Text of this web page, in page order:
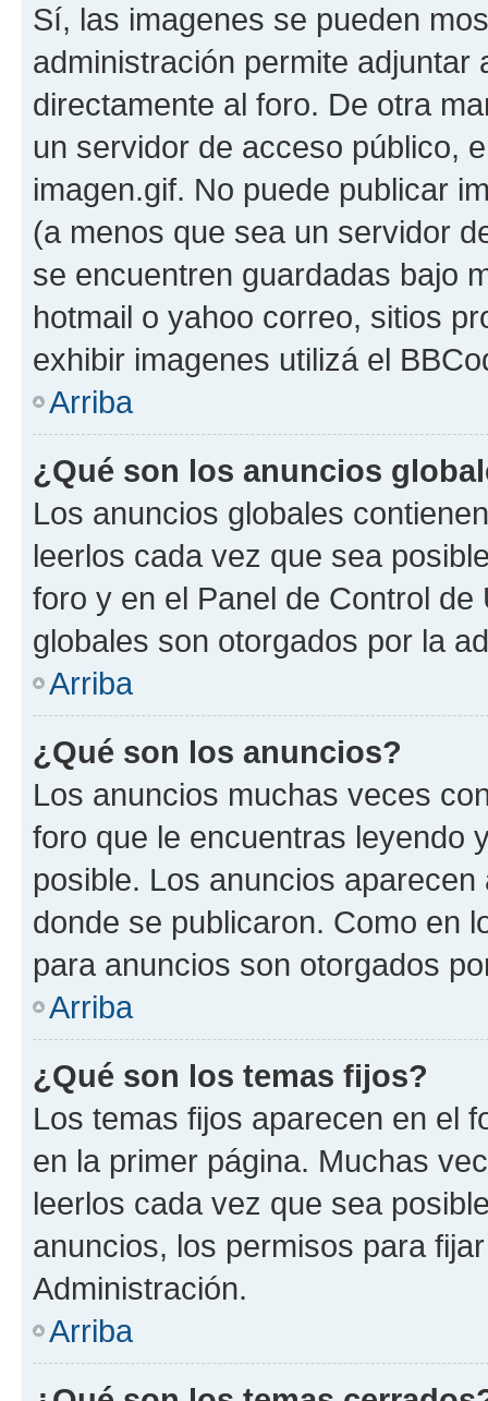
Sí, las imagenes se pueden
administración permite
directamente al foro. De otra
un servidor de acceso público,
imagen.gif. No puede publicar
(a menos que sea un servidor
se encuentren guardadas bajo
hotmail o yahoo correo, sitios
exhibir imagenes utilizá el
Arriba
¿Qué son los anuncios
Los anuncios globales
leerlos cada vez que sea
foro y en el Panel de Control
globales son otorgados por la
Arriba
¿Qué son los anuncios?
Los anuncios muchas veces
foro que le encuentras leyendo
posible. Los anuncios
donde se publicaron. Como en
para anuncios son otorgados
Arriba
¿Qué son los temas fijos?
Los temas fijos aparecen en el
en la primer página. Muchas
leerlos cada vez que sea
anuncios, los permisos para
Administración.
Arriba